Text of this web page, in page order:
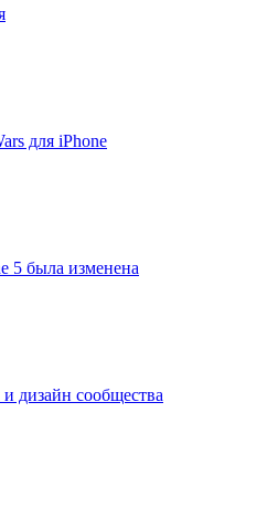
для iPhone
5 была изменена
дизайн сообщества